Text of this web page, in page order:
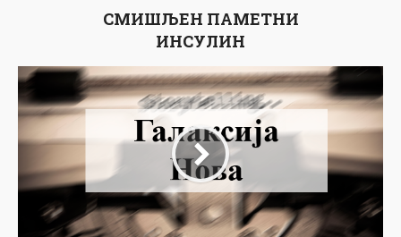
СМИШЉЕН ПАМЕТНИ
ИНСУЛИН